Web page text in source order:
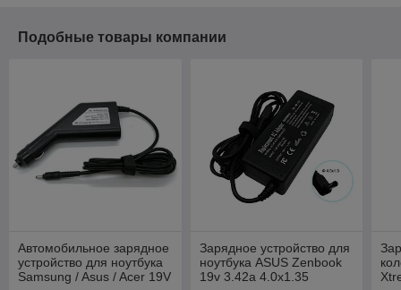
Подобные товары компании
Автомобильное зарядное
устройство для ноутбука
Samsung / Asus / Acer 19V
Зарядное устройство для
ноутбука ASUS Zenbook
19v 3.42a 4.0x1.35